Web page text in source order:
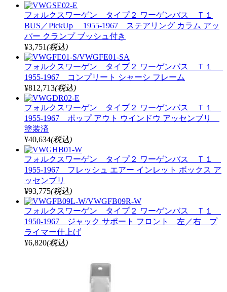
フォルクスワーゲン タイプ２ ワーゲンバス Ｔ１
BUS／PickUp 1955-1967 ステアリング カラム アッ
パー クランプ ブッシュ付き
¥3,751(税込)
フォルクスワーゲン タイプ２ ワーゲンバス Ｔ１
1955-1967 コンプリート シャーシ フレーム
¥812,713(税込)
フォルクスワーゲン タイプ２ ワーゲンバス Ｔ１
1955-1967 ポップ アウト ウインドウ アッセンブリ
塗装済
¥40,634(税込)
フォルクスワーゲン タイプ２ ワーゲンバス Ｔ１
1955-1967 フレッシュ エアー インレット ボックス ア
ッセンブリ
¥93,775(税込)
フォルクスワーゲン タイプ２ ワーゲンバス Ｔ１
1950-1967 ジャック サポート フロント 左／右 プ
ライマー仕上げ
¥6,820(税込)